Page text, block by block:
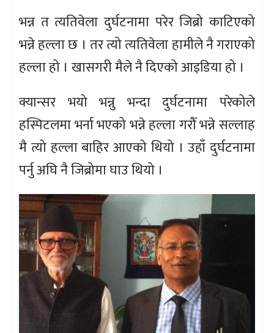
भन्न त त्यतिवेला दुर्घटनामा परेर जिब्रो काटिएको
भन्ने हल्ला छ । तर त्यो त्यतिवेला हामीले नै गराएको
हल्ला हो । खासगरी मैले नै दिएको आइडिया हो ।
क्यान्सर भयो भन्नु भन्दा दुर्घटनामा परेकोले
हस्पिटलमा भर्ना भएको भन्ने हल्ला गरौँ भन्ने सल्लाह
मै त्यो हल्ला बाहिर आएको थियो । उहाँ दुर्घटनामा
पर्नु अघि नै जिब्रोमा घाउ थियो ।